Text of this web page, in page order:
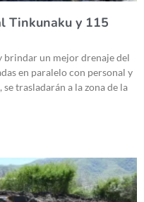
Tinkunaku y 115
brindar un mejor drenaje del
en paralelo con personal y
trasladarán a la zona de la